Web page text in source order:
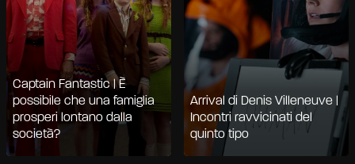
Captain Fantastic | È
possibile che una famiglia
prosperi lontano dalla
società?
Arrival di Denis Villeneuve |
Incontri ravvicinati del
quinto tipo